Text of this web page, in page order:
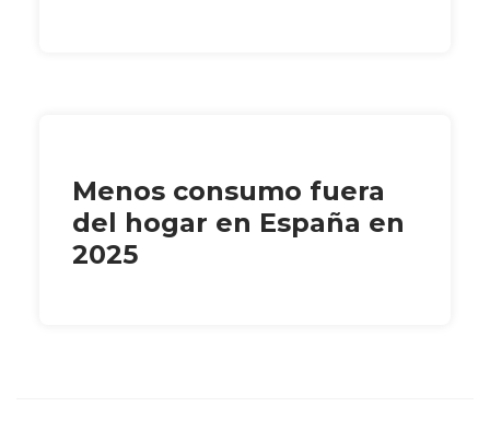
Menos consumo fuera
del hogar en España en
2025